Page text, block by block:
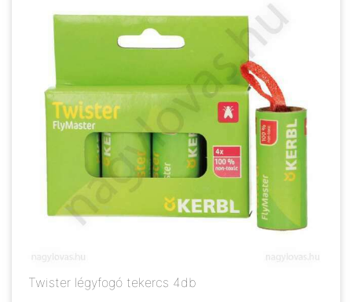
Twister légyfogó tekercs 4db